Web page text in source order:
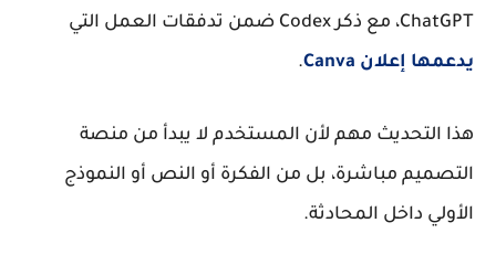
ChatGPT، مع ذكر Codex ضمن تدفقات العمل التي
يدعمها إعلان Canva
.
هذا التحديث مهم لأن المستخدم لا يبدأ من منصة
التصميم مباشرة، بل من الفكرة أو النص أو النموذج
الأولي داخل المحادثة.